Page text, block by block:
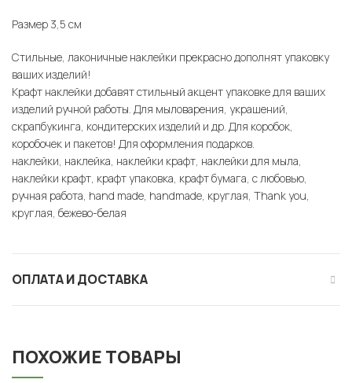
Размер 3,5 см
Стильные, лаконичные наклейки прекрасно дополнят упаковку
ваших изделий!
Крафт наклейки добавят стильный акцент упаковке для ваших
изделий ручной работы. Для мыловарения, украшений,
скрапбукинга, кондитерских изделий и др. Для коробок,
коробочек и пакетов! Для оформления подарков.
наклейки, наклейка, наклейки крафт, наклейки для мыла,
наклейки крафт, крафт упаковка, крафт бумага, с любовью,
ручная работа, hand made, handmade, круглая, Thank you,
круглая, бежево-белая
ОПЛАТА И ДОСТАВКА
ПОХОЖИЕ ТОВАРЫ